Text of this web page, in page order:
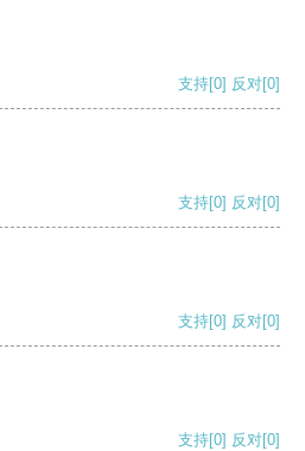
支持[0] 反对[0]
支持[0] 反对[0]
支持[0] 反对[0]
支持[0] 反对[0]